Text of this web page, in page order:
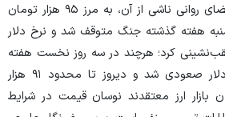
در پی تحولات نظامی و فضای روانی ناشی از آن، به مرز ۹۵ هزار تومان
هفته گذشته جنگ متوقف شد و نرخ دلار
تومان عقب‌نشینی کرد؛ هرچند در سه روز نخست هفته
جاری، دوباره نوسان نرخ دلار صعودی شد و دیروز تا محدود ۹۱ هزار
بازار ارز معتقدند نوسان قیمت در شرایط